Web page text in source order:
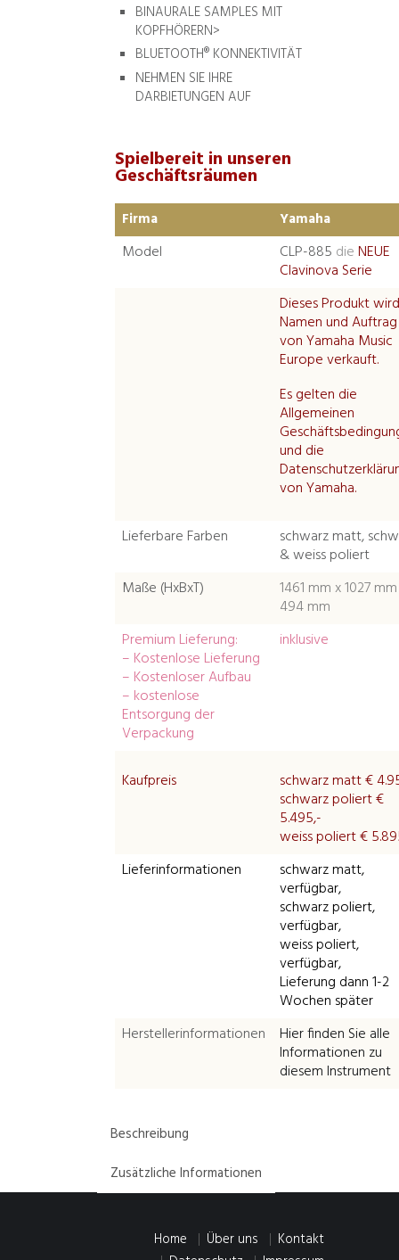
BINAURALE SAMPLES MIT
KOPFHÖRERN>
BLUETOOTH® KONNEKTIVITÄT
NEHMEN SIE IHRE
DARBIETUNGEN AUF
Spielbereit in unseren
Geschäftsräumen
Firma Yamaha
Model CLP-885 dieNEUE
Clavinova Serie
Dieses Produkt
Namen und Auftrag
von Yamaha Music
Europe verkauft.
Es gelten die
Allgemeinen
und die
von Yamaha.
Lieferbare Farben
schwarz matt,
& weiss poliert
Maße (HxBxT)
1461 mm x 1027
494 mm
Premium Lieferung:
– Kostenlose Lieferung
– Kostenloser Aufbau
– kostenlose
Entsorgung der
Verpackung
inklusive
Kaufpreis
schwarz matt €
schwarz poliert €
5.495,-
weiss poliert €
Lieferinformationen
schwarz matt,
verfügbar,
schwarz poliert,
verfügbar,
weiss poliert,
verfügbar,
Lieferung dann 1-2
Wochen später
Herstellerinformationen
Hier finden Sie alle
Informationen zu
diesem Instrument
Beschreibung
Zusätzliche Informationen
Home Über uns
Kontakt